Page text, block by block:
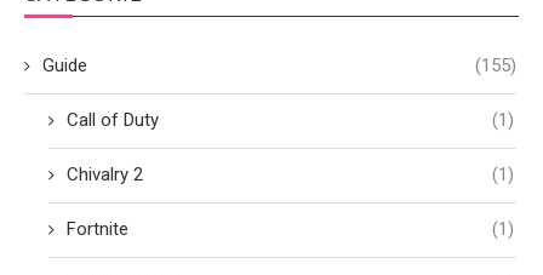
Guide (155)
Call of Duty (1)
Chivalry 2 (1)
Fortnite (1)